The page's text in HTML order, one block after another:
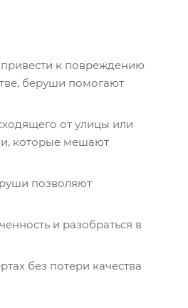
к повреждению
беруши помогают
от улицы или
которые мешают
позволяют
и разобраться в
без потери качества